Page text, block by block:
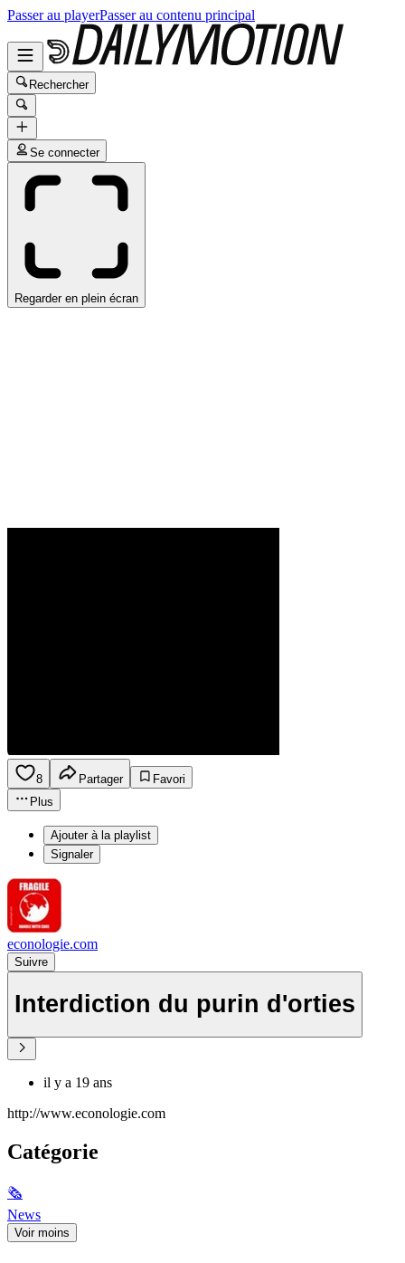
Passer au playerPasser au contenu principal
Rechercher
Se connecter
Regarder en plein écran
8 Partager
Favori
Plus
Ajouter à la playlist
Signaler
econologie.com
Suivre
Interdiction du purin d'orties
il y a 19 ans
http://www.econologie.com
Catégorie
🗞
News
Voir moins